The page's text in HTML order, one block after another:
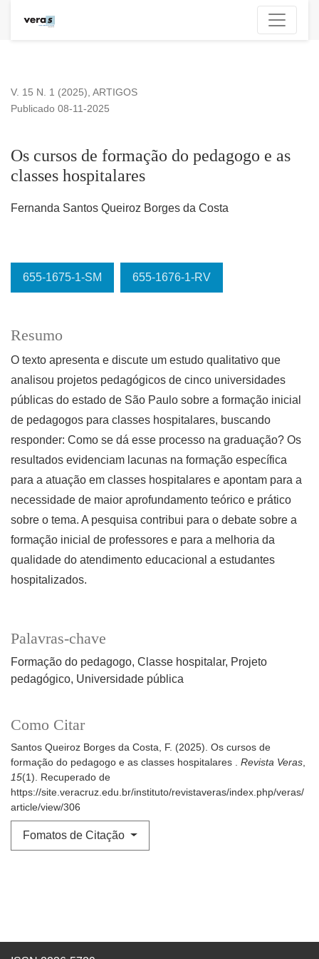
Os cursos de formação do pedagogo e as classes
V. 15 N. 1 (2025), ARTIGOS
Os cursos de formação do pedagogo e as
classes hospitalares
Publicado 08-11-2025
Fernanda Santos Queiroz Borges da Costa
655-1675-1-SM 655-1676-1-RV
Palavras-chave
Formação do pedagogo Classe hospitalar Projeto
pedagógico Universidade pública
Como Citar
Santos Queiroz Borges da Costa, F. (2025). Os cursos de
formação do pedagogo e as classes hospitalares . Revista Veras,
15(1). Recuperado de
https://site.veracruz.edu.br/instituto/revistaveras/index.php/veras/
article/view/306
Fomatos de Citação
Resumo
O texto apresenta e discute um estudo qualitativo que
analisou projetos pedagógicos de cinco universidades
públicas do estado de São Paulo sobre a formação inicial
de pedagogos para classes hospitalares, buscando
responder: Como se dá esse processo na graduação? Os
resultados evidenciam lacunas na formação específica
para a atuação em classes hospitalares e apontam para a
necessidade de maior aprofundamento teórico e prático
sobre o tema. A pesquisa contribui para o debate sobre a
formação inicial de professores e para a melhoria da
qualidade do atendimento educacional a estudantes
hospitalizados.